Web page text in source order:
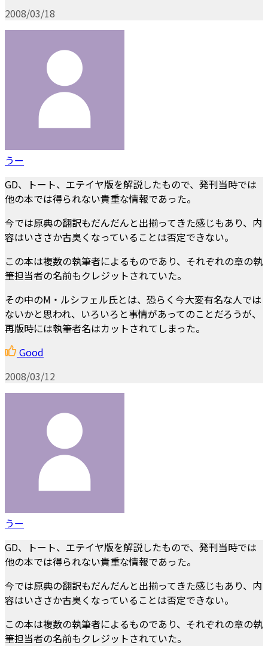
2008/03/18
うー
GD、トート、エテイヤ版を解説したもので、発刊当時では
他の本では得られない貴重な情報であった。
今では原典の翻訳もだんだんと出揃ってきた感じもあり、内
容はいささか古臭くなっていることは否定できない。
この本は複数の執筆者によるものであり、それぞれの章の執
筆担当者の名前もクレジットされていた。
その中のM・ルシフェル氏とは、恐らく今大変有名な人では
ないかと思われ、いろいろと事情があってのことだろうが、
再版時には執筆者名はカットされてしまった。
Good
2008/03/12
うー
GD、トート、エテイヤ版を解説したもので、発刊当時では
他の本では得られない貴重な情報であった。
今では原典の翻訳もだんだんと出揃ってきた感じもあり、内
容はいささか古臭くなっていることは否定できない。
この本は複数の執筆者によるものであり、それぞれの章の執
筆担当者の名前もクレジットされていた。